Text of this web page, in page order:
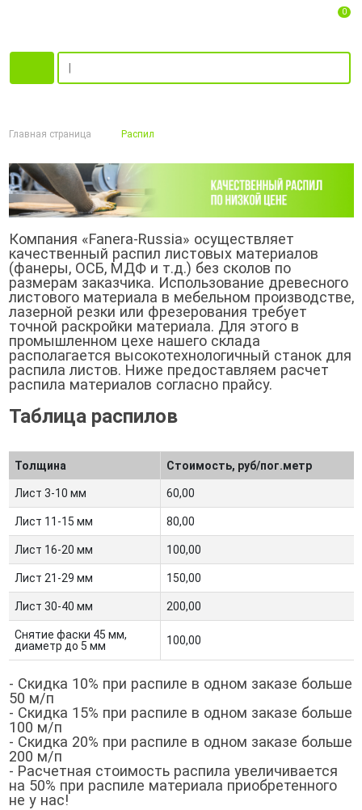
0
Главная страница Распил
Компания «Fanera-Russia» осуществляет
качественный распил листовых материалов
(фанеры, ОСБ, МДФ и т.д.) без сколов по
размерам заказчика. Использование древесного
листового материала в мебельном производстве,
лазерной резки или фрезерования требует
точной раскройки материала. Для этого в
промышленном цехе нашего склада
располагается высокотехнологичный станок для
распила листов. Ниже предоставляем расчет
распила материалов согласно прайсу.
Таблица распилов
Толщина Стоимость, руб/пог.метр
Лист 3-10 мм 60,00
Лист 11-15 мм 80,00
Лист 16-20 мм 100,00
Лист 21-29 мм 150,00
Лист 30-40 мм 200,00
Снятие фаски 45 мм,
диаметр до 5 мм
100,00
- Скидка 10% при распиле в одном заказе больше
50 м/п
- Скидка 15% при распиле в одном заказе больше
100 м/п
- Скидка 20% при распиле в одном заказе больше
200 м/п
- Расчетная стоимость распила увеличивается
на 50% при распиле материала приобретенного
не у нас!